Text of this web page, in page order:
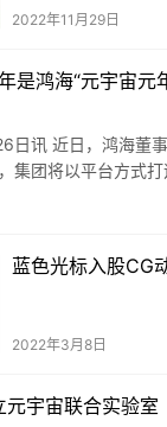
2022年11月29日
是鸿海“元宇宙元
日讯 近日，鸿海董
集团将以平台方式
、云端与数据中心
蓝色光标入股CG
2022年3月8日
宇宙联合实验室